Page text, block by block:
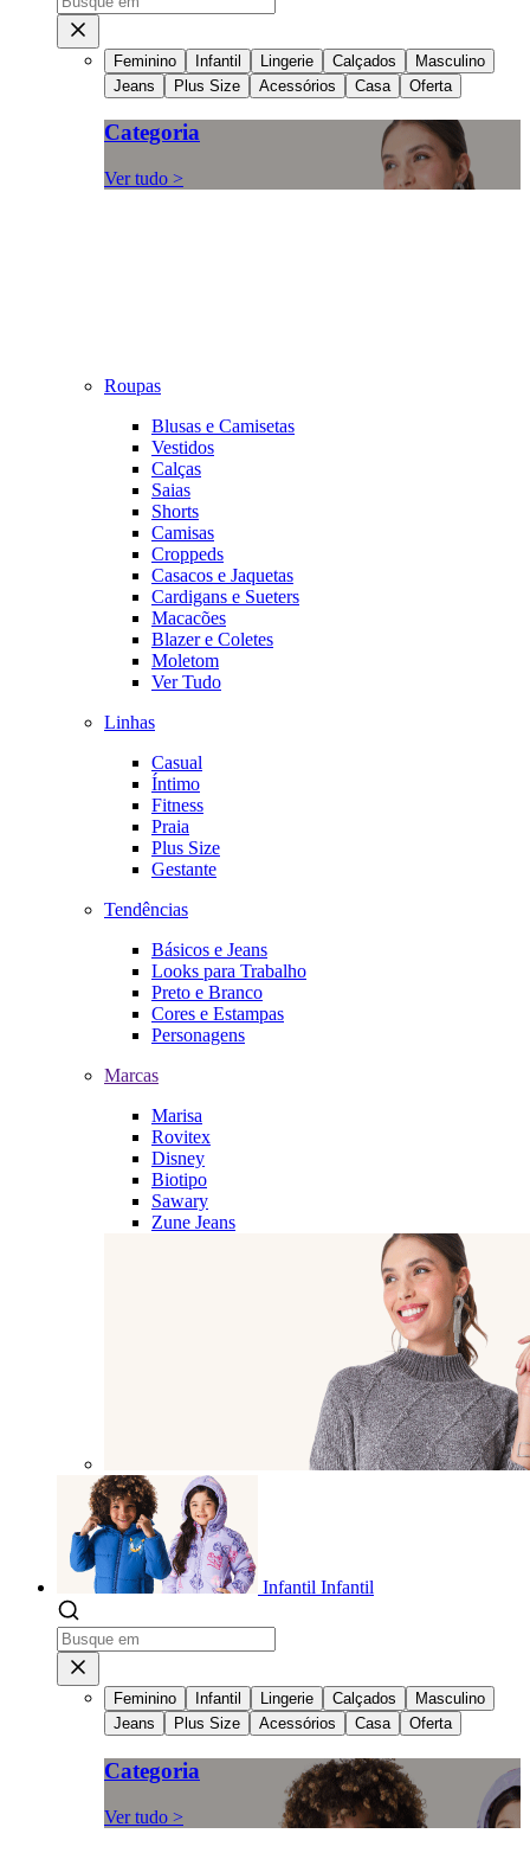
Feminino Infantil Lingerie Calçados
Masculino
Jeans
Plus Size Acessórios Casa Oferta
Categoria
Ver tudo >
Roupas
Blusas e Camisetas
Vestidos
Calças
Saias
Shorts
Camisas
Croppeds
Casacos e Jaquetas
Cardigans e Sueters
Macacões
Blazer e Coletes
Moletom
Ver Tudo
Linhas
Casual
Íntimo
Fitness
Praia
Plus Size
Gestante
Tendências
Básicos e Jeans
Looks para Trabalho
Preto e Branco
Cores e Estampas
Personagens
Marcas
Marisa
Rovitex
Disney
Biotipo
Sawary
Zune Jeans
Infantil Infantil
Feminino Infantil Lingerie Calçados
Masculino
Jeans
Plus Size Acessórios Casa Oferta
Categoria
Ver tudo >